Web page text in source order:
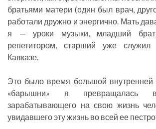
братьями матери (один был врач,
работали дружно и энергично. Мать
я — уроки музыки, младший
репетитором, старший уже
Кавказе.
Это было время большой внутренней
«барышни» я превращалась в
зарабатывающего на свою жизнь
увидавшего эту жизнь во всей ее